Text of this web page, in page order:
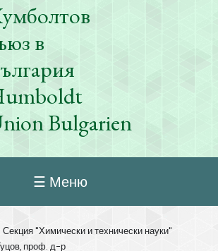
в
Bulgarien
☰ Меню
Секция "Химически и технически науки"
проф. д-р